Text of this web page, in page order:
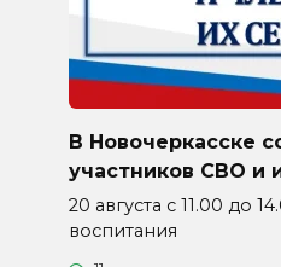
В Новочеркасске
участников СВО и
20 августа с 11.00 до
воспитания